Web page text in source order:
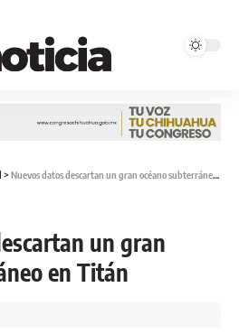
> Nuevos datos descartan un gran océano subterráneo en Titán
un gran
en Titán